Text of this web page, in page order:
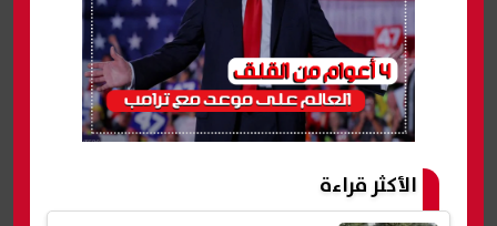
الأكثر قراءة